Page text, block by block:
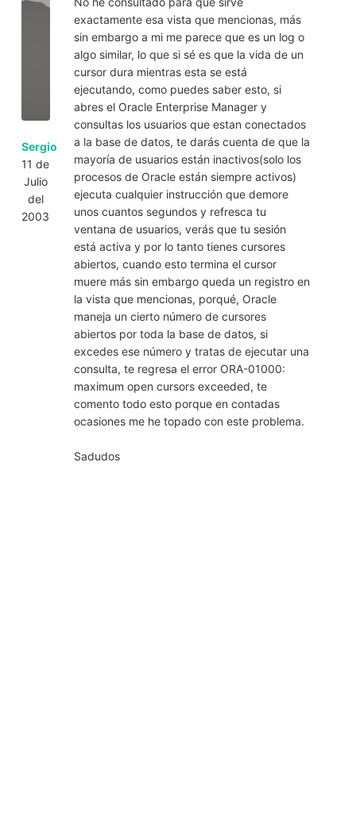
Sergio
11 de
Julio
del
2003
exactamente esa vista que mencionas, más
sin embargo a mi me parece que es un log o
algo similar, lo que si sé es que la vida de un
cursor dura mientras esta se está
ejecutando, como puedes saber esto, si
abres el Oracle Enterprise Manager y
consultas los usuarios que estan conectados
a la base de datos, te darás cuenta de que la
mayoría de usuarios están inactivos(solo los
procesos de Oracle están siempre activos)
ejecuta cualquier instrucción que demore
unos cuantos segundos y refresca tu
ventana de usuarios, verás que tu sesión
está activa y por lo tanto tienes cursores
abiertos, cuando esto termina el cursor
muere más sin embargo queda un registro en
la vista que mencionas, porqué, Oracle
maneja un cierto número de cursores
abiertos por toda la base de datos, si
excedes ese número y tratas de ejecutar una
consulta, te regresa el error ORA-01000:
maximum open cursors exceeded, te
comento todo esto porque en contadas
ocasiones me he topado con este problema.
Sadudos